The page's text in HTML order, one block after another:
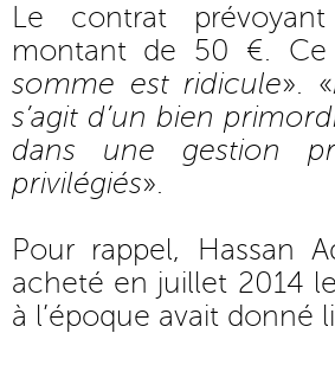
Le contrat
montant de 50 €. Ce
somme est ridicule». «
s’agit d’un bien
dans une gestion
privilégiés».
Pour rappel, Hassan
acheté en juillet 2014
à l’époque avait donné